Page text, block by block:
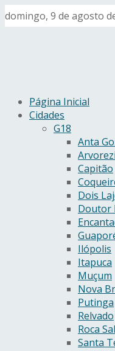
domingo, 9 de agosto
Página Inicial
Cidades
G18
Anta
Capitão
Dois
Doutor
Ilópolis
Itapuca
Muçum
Nova
Putinga
Relvado
Roca
Santa